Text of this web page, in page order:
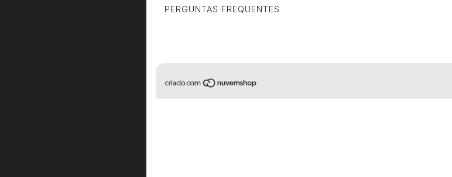
PERGUNTAS FREQUENTES